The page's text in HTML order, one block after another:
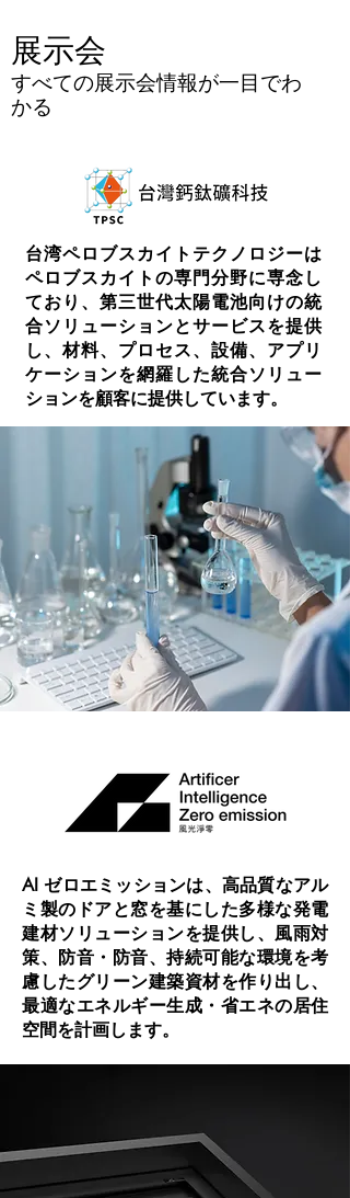
展示会
すべての展示会情報が一目でわ
かる
台湾ペロブスカイトテクノロジーは
ペロブスカイトの専門分野に専念し
ており、第三世代太陽電池向けの統
合ソリューションとサービスを提供
し、材料、プロセス、設備、アプリ
ケーションを網羅した統合ソリュー
ションを顧客に提供しています。
AI ゼロエミッションは、高品質なアル
ミ製のドアと窓を基にした多様な発電
建材ソリューションを提供し、風雨対
策、防音・防音、持続可能な環境を考
慮したグリーン建築資材を作り出し、
最適なエネルギー生成・省エネの居住
空間を計画します。